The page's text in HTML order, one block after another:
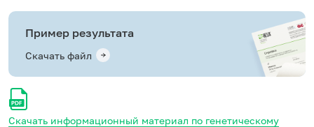
Пример результата
Скачать файл
Скачать информационный материал по генетическому